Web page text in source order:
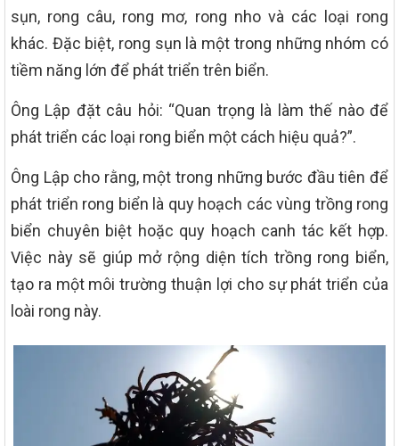
sụn, rong câu, rong mơ, rong nho và các loại rong
khác. Đặc biệt, rong sụn là một trong những nhóm có
tiềm năng lớn để phát triển trên biển.
Ông Lập đặt câu hỏi: “Quan trọng là làm thế nào để
phát triển các loại rong biển một cách hiệu quả?”.
Ông Lập cho rằng, một trong những bước đầu tiên để
phát triển rong biển là quy hoạch các vùng trồng rong
biển chuyên biệt hoặc quy hoạch canh tác kết hợp.
Việc này sẽ giúp mở rộng diện tích trồng rong biển,
tạo ra một môi trường thuận lợi cho sự phát triển của
loài rong này.